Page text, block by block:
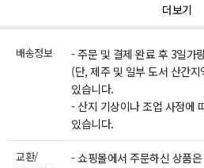
더보기
배송정보
- 주문 및 결제 완료 후 3일가
(단, 제주 및 일부 도서 산간
있습니다.
- 산지 기상이나 조업 사정에
있습니다.
교환/
- 쇼핑몰에서 주문하신 상품은